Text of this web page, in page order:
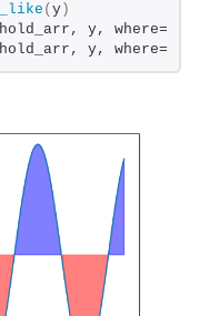
(y )
y, where=y
y, where=y